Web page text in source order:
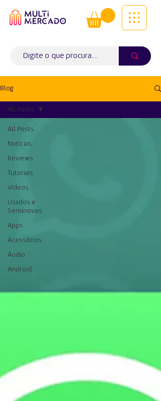
Tudo num só lugar! | Entregas ao
domicílio
Blog
All Posts
Notícias
Reviews
Tutoriais
Vídeos
Usados e
Seminovos
Apps
Acessórios
Áudio
Android
All Posts